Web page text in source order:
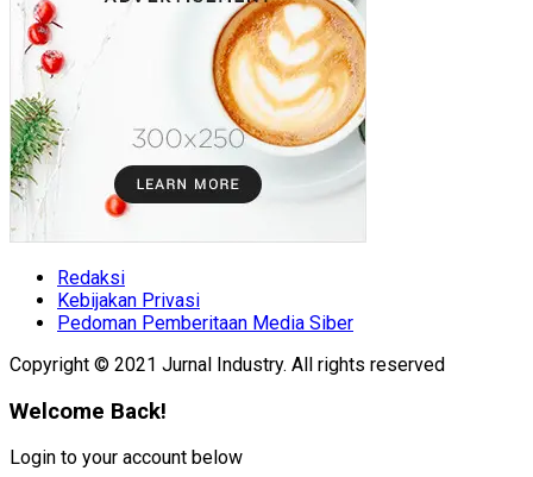
Redaksi
Kebijakan Privasi
Pedoman Pemberitaan Media Siber
Copyright © 2021 Jurnal Industry. All rights reserved
Welcome Back!
Login to your account below